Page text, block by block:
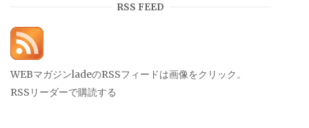
RSS FEED
WEBマガジンladeのRSSフィードは画像をクリック。
RSSリーダーで購読する